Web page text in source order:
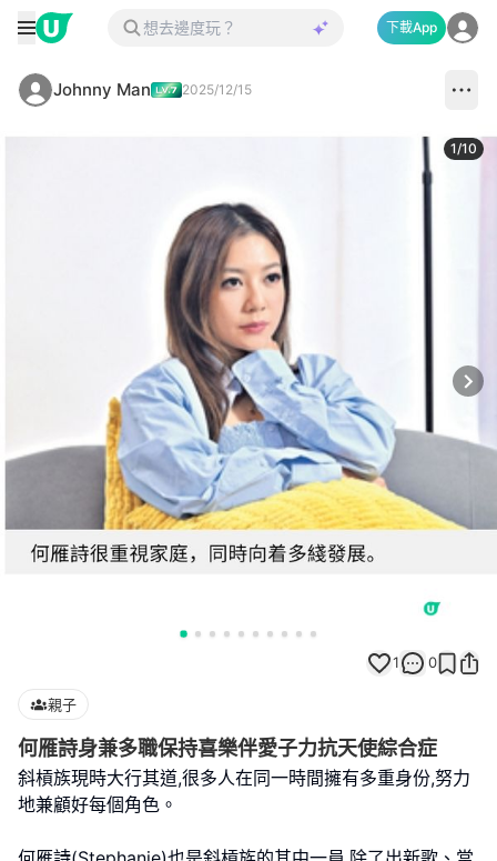
下載App
Johnny Man 2025/12/15
1/10
1 0
親子
何雁詩身兼多職保持喜樂伴愛子力抗天使綜合症
斜槓族現時大行其道,很多人在同一時間擁有多重身份,努力
地兼顧好每個角色。